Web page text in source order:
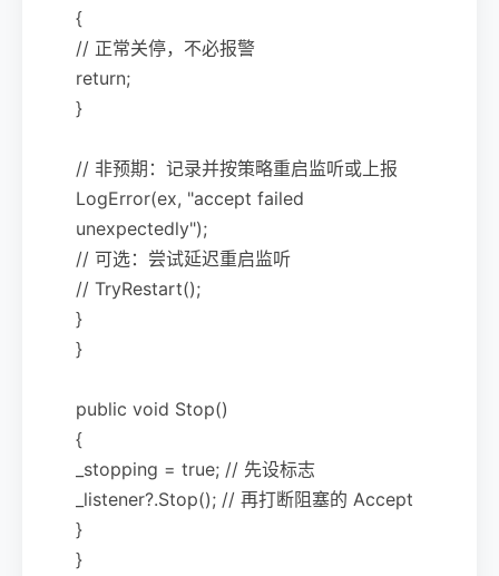
{
// 正常关停，不必报警
return;
}
// 非预期：记录并按策略重启监听或上报
LogError(ex, "accept failed
unexpectedly");
// 可选：尝试延迟重启监听
// TryRestart();
}
}
public void Stop()
{
_stopping = true; // 先设标志
_listener?.Stop(); // 再打断阻塞的 Accept
}
}